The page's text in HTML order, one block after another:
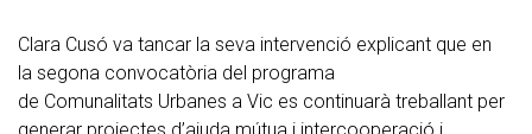
Clara Cusó va tancar la seva intervenció explicant que en
la segona convocatòria del programa
de Comunalitats Urbanes a Vic es continuarà treballant per